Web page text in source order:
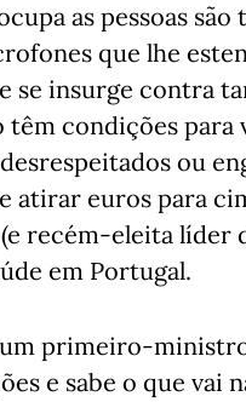
as pessoas
que lhe
se insurge contra
têm condições para
ou
atirar euros para
recém-eleita líder
em Portugal.
primeiro-
e sabe o que vai